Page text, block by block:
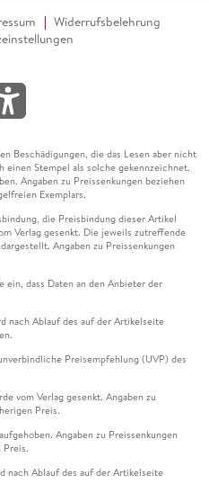
Widerrufsbelehrung
Beschädigungen, die das Lesen aber nicht
einen Stempel als solche gekennzeichnet.
Angaben zu Preissenkungen beziehen
Exemplars.
die Preisbindung dieser Artikel
Verlag gesenkt. Die jeweils zutreffende
Angaben zu Preissenkungen
dass Daten an den Anbieter der
nach Ablauf des auf der Artikelseite
Preisempfehlung (UVP) des
vom Verlag gesenkt. Angaben zu
Preis.
Angaben zu Preissenkungen
Preis.
nach Ablauf des auf der Artikelseite